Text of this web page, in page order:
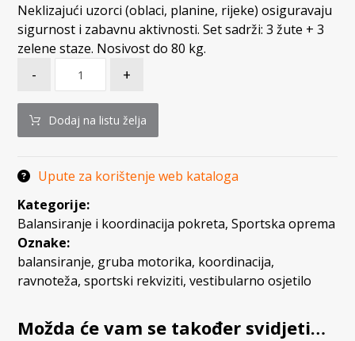
Neklizajući uzorci (oblaci, planine, rijeke) osiguravaju
sigurnost i zabavnu aktivnosti. Set sadrži: 3 žute + 3
zelene staze. Nosivost do 80 kg.
- +
Dodaj na listu želja
Upute za korištenje web kataloga
Kategorije:
Balansiranje i koordinacija pokreta,Sportska oprema
Oznake:
balansiranje, gruba motorika, koordinacija,
ravnoteža,sportski rekviziti,vestibularno osjetilo
Možda će vam se također svidjeti…